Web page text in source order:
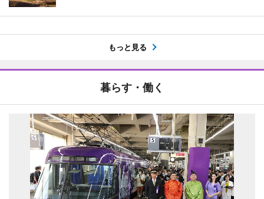
もっと見る
暮らす・働く